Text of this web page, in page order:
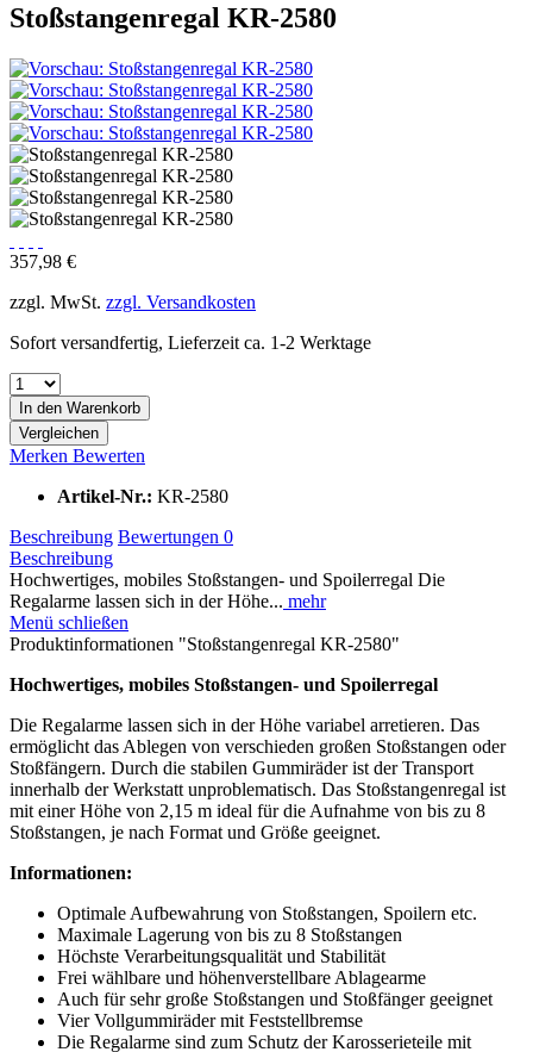
Stoßstangenregal KR-2580
357,98 €
zzgl. MwSt. zzgl. Versandkosten
Sofort versandfertig, Lieferzeit ca. 1-2 Werktage
In den Warenkorb
Vergleichen
Merken Bewerten
Artikel-Nr.: KR-2580
Beschreibung Bewertungen 0
Beschreibung
Hochwertiges, mobiles Stoßstangen- und Spoilerregal Die
Regalarme lassen sich in der Höhe... mehr
Menü schließen
Produktinformationen "Stoßstangenregal KR-2580"
Hochwertiges, mobiles Stoßstangen- und Spoilerregal
Die Regalarme lassen sich in der Höhe variabel arretieren. Das
ermöglicht das Ablegen von verschieden großen Stoßstangen oder
Stoßfängern. Durch die stabilen Gummiräder ist der Transport
innerhalb der Werkstatt unproblematisch. Das Stoßstangenregal ist
mit einer Höhe von 2,15 m ideal für die Aufnahme von bis zu 8
Stoßstangen, je nach Format und Größe geeignet.
Informationen:
Optimale Aufbewahrung von Stoßstangen, Spoilern etc.
Maximale Lagerung von bis zu 8 Stoßstangen
Höchste Verarbeitungsqualität und Stabilität
Frei wählbare und höhenverstellbare Ablagearme
Auch für sehr große Stoßstangen und Stoßfänger geeignet
Vier Vollgummiräder mit Feststellbremse
Die Regalarme sind zum Schutz der Karosserieteile mit